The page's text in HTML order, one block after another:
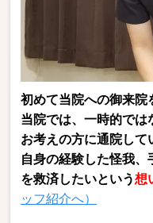
初めて当院への御来
当院では、一時的では
お考えの方に通院して
自身の経験した怪我
を救済したいという想
ッフ紹介へ）